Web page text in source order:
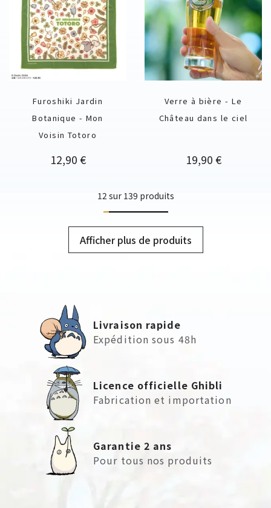
Furoshiki Jardin
Botanique - Mon
Voisin Totoro
Prix
12,90 €
Verre à bière - Le
Château dans le ciel
Prix
19,90 €
12 sur 139 produits
Afficher plus de produits
Livraison rapide
Expédition sous 48h
Licence officielle Ghibli
Fabrication et importation
Garantie 2 ans
Pour tous nos produits